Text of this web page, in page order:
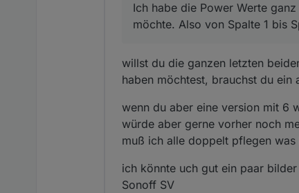
Spalte 1 bis
Ich habe die Power Werte
möchte. Also von Spalte 1 bis
willst du die ganzen letzten
haben möchtest, brauchst du
wenn du aber eine version mit 6
würde aber gerne vorher noch
muß ich alle doppelt pflegen was
ich könnte uch gut ein paar
Sonoff SV